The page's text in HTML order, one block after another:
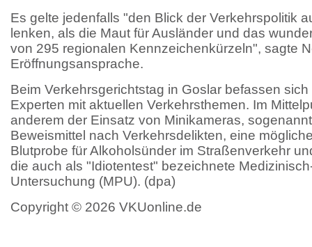
Es gelte jedenfalls "den Blick der Verkehrspolitik
lenken, als die Maut für Ausländer und das
von 295 regionalen Kennzeichenkürzeln", sagte
Eröffnungsansprache.
Beim Verkehrsgerichtstag in Goslar befassen
Experten mit aktuellen Verkehrsthemen. Im
anderem der Einsatz von Minikameras,
Beweismittel nach Verkehrsdelikten, eine
Blutprobe für Alkoholsünder im Straßenverkehr
die auch als "Idiotentest" bezeichnete
Untersuchung (MPU). (dpa)
Copyright © 2026 VKUonline.de